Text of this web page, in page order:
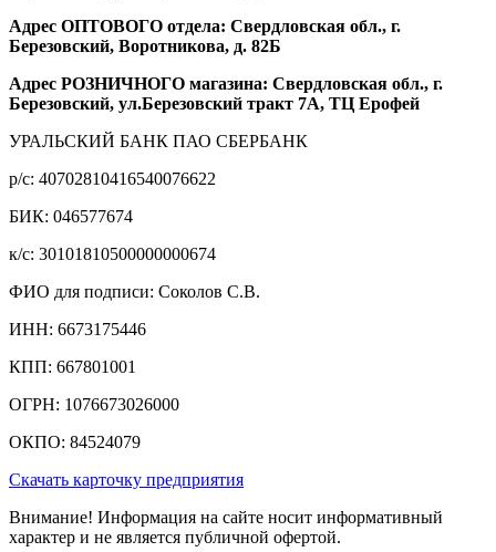
Адрес ОПТОВОГО отдела: Свердловская обл., г.
Березовский, Воротникова, д. 82Б
Адрес РОЗНИЧНОГО магазина: Свердловская обл., г.
Березовский, ул.Березовский тракт 7А, ТЦ Ерофей
УРАЛЬСКИЙ БАНК ПАО СБЕРБАНК
р/c: 40702810416540076622
БИК: 046577674
к/c: 30101810500000000674
ФИО для подписи: Соколов С.В.
ИНН: 6673175446
КПП: 667801001
ОГРН: 1076673026000
ОКПО: 84524079
Скачать карточку предприятия
Внимание! Информация на сайте носит информативный
характер и не является публичной офертой.